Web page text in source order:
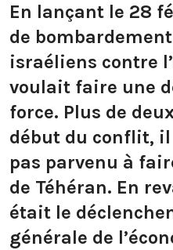
En lançant le 28
de
israéliens contre
voulait faire une
force. Plus de
début du conflit,
pas parvenu à
de Téhéran. En
était le
générale de